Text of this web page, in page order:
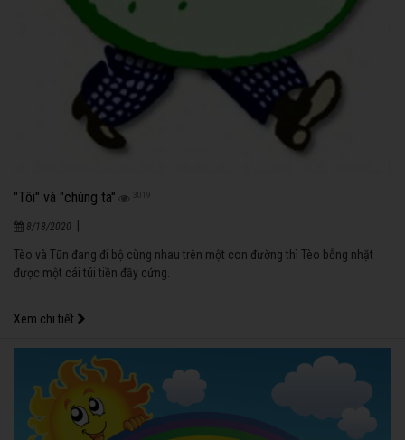
"Tôi" và "chúng ta" 3019
8/18/2020
Tèo và Tũn đang đi bộ cùng nhau trên một con đường thì Tèo bỗng nhặt
được một cái túi tiền đầy cứng.
Xem chi tiết